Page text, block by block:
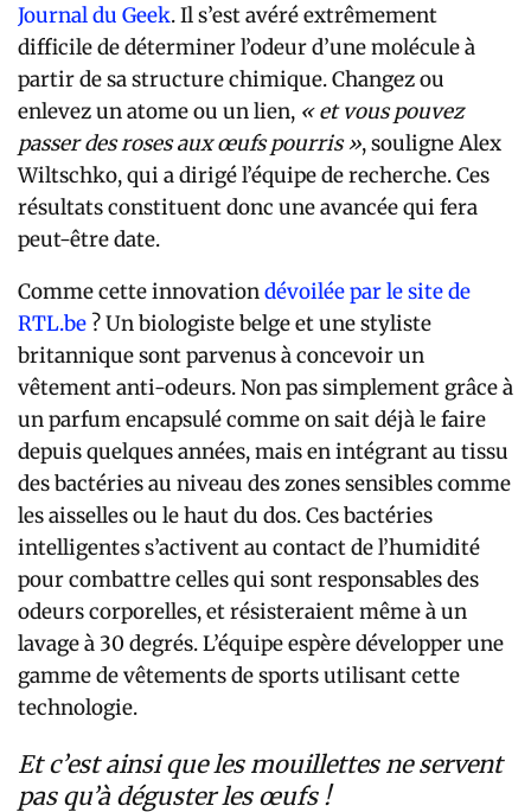
Journal du Geek. Il s’est avéré extrêmement
difficile de déterminer l’odeur d’une molécule à
partir de sa structure chimique. Changez ou
enlevez un atome ou un lien, « et vous pouvez
passer des roses aux œufs pourris », souligne Alex
Wiltschko, qui a dirigé l’équipe de recherche. Ces
résultats constituent donc une avancée qui fera
peut-être date.
Comme cette innovationdévoilée par le site de
RTL.be ? Un biologiste belge et une styliste
britannique sont parvenus à concevoir un
vêtement anti-odeurs. Non pas simplement grâce à
un parfum encapsulé comme on sait déjà le faire
depuis quelques années, mais en intégrant au tissu
des bactéries au niveau des zones sensibles comme
les aisselles ou le haut du dos. Ces bactéries
intelligentes s’activent au contact de l’humidité
pour combattre celles qui sont responsables des
odeurs corporelles, et résisteraient même à un
lavage à 30 degrés. L’équipe espère développer une
gamme de vêtements de sports utilisant cette
technologie.
Et c’est ainsi que les mouillettes ne servent
pas qu’à déguster les œufs !